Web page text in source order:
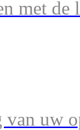
met de
van uw